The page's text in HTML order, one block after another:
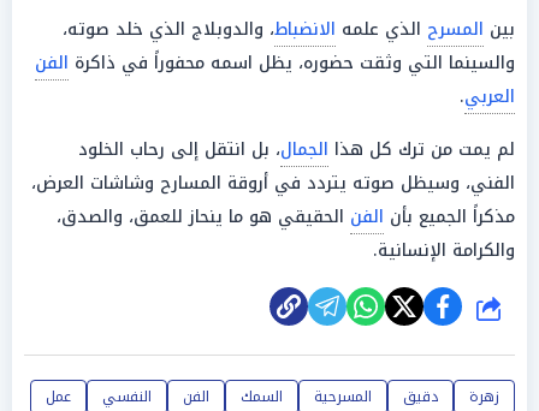
بين المسرح الذي علمه الانضباط، والدوبلاج الذي خلد صوته،
والسينما التي وثقت حضوره، يظل اسمه محفوراً في ذاكرة الفن
العربي.
لم يمت من ترك كل هذا الجمال، بل انتقل إلى رحاب الخلود
الفني، وسيظل صوته يتردد في أروقة المسارح وشاشات العرض،
مذكراً الجميع بأن الفن الحقيقي هو ما ينحاز للعمق، والصدق،
والكرامة الإنسانية.
شارك
زهرة دقيق المسرحية السمك الفن النفسي
عمل